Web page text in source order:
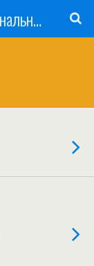
Государственное профессиональное образовательное учреждение